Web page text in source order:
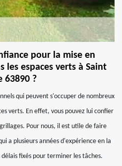
pour la mise en
les espaces verts à Saint
63890 ?
qui peuvent s'occuper de nombreux
verts. En effet, vous pouvez lui confier
Pour nous, il est utile de faire
a plusieurs années d'expérience en la
fixés pour terminer les tâches.